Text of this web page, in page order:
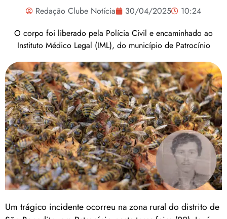
Redação Clube Notícia 30/04/2025
10:24
O corpo foi liberado pela Polícia Civil e encaminhado ao
Instituto Médico Legal (IML), do município de Patrocínio
Um trágico incidente ocorreu na zona rural do distrito de